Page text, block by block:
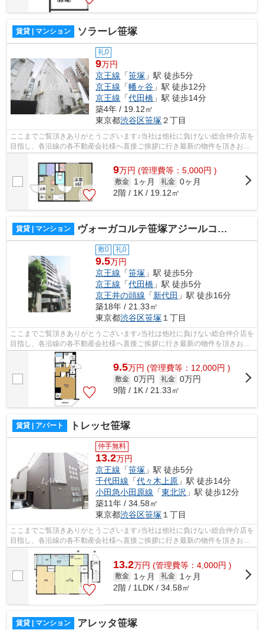
賃貸 | マンション ソラーレ笹塚
礼0
9万円
京王線 「笹塚 」駅 徒歩5分
京王線 「幡ヶ谷 」駅 徒歩12分
京王線 「代田橋 」駅 徒歩14分
築4年 / 19.12㎡
東京都渋谷区笹塚 ２丁目
ここまでご覧頂きありがとうございます♪当社は他社に負けない総合仲介店を
目指し、各沿線の各不動産会社様へ直接ご挨拶に行き最新の物件を頂きお客
様へ提供しております！最新の情報は...
9万円 (管理費等：5,000円 )
敷金 1ヶ月 礼金 0ヶ月
2階 / 1K / 19.12㎡
賃貸 | マンション ヴォーガコルテ笹塚アジールコート
敷0 礼0
9.5万円
京王線 「笹塚 」駅 徒歩5分
京王線 「代田橋 」駅 徒歩5分
京王井の頭線 「新代田 」駅 徒歩16分
築18年 / 21.33㎡
東京都渋谷区笹塚 １丁目
ここまでご覧頂きありがとうございます♪当社は他社に負けない総合仲介店を
目指し、各沿線の各不動産会社様へ直接ご挨拶に行き最新の物件を頂きお客
様へ提供しております！最新の情報は...
9.5万円 (管理費等：12,000円 )
敷金 0万円 礼金 0万円
9階 / 1K / 21.33㎡
賃貸 | アパート トレッセ笹塚
仲手無料
13.2万円
京王線 「笹塚 」駅 徒歩5分
千代田線 「代々木上原 」駅 徒歩14分
小田急小田原線 「東北沢 」駅 徒歩12分
築11年 / 34.58㎡
東京都渋谷区笹塚１丁目
ここまでご覧頂きありがとうございます♪当社は他社に負けない総合仲介店を
目指し、各沿線の各不動産会社様へ直接ご挨拶に行き最新の物件を頂きお客
様へ提供しております！最新の情報は...
13.2万円 (管理費等：4,000円 )
敷金 1ヶ月 礼金
1ヶ月
2階 / 1LDK / 34.58㎡
賃貸 | マンション アレッタ笹塚